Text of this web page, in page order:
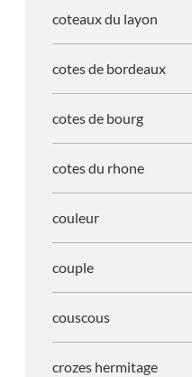
coteaux du layon
cotes de bordeaux
cotes de bourg
cotes du rhone
couleur
couple
couscous
crozes hermitage